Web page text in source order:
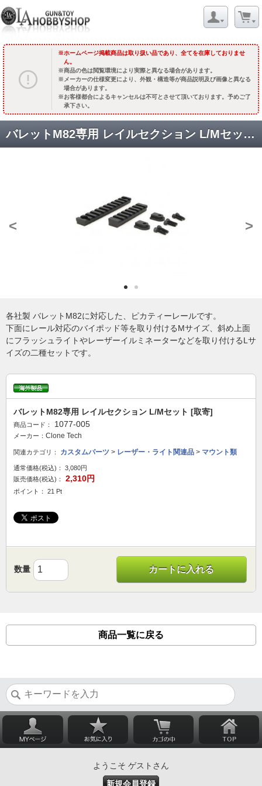
ホームページ掲載商品は取り扱い品であり、全てを在庫しておりませ
ん。
商品の色は閲覧環境により実際と異なる場合があります。
メーカーの仕様変更により、外観・構造等が商品説明及び画像と異なる
場合があります。
お客様都合によるキャンセルは不可とさせて頂いております。予めご了
承下さい。
バレットM82専用 レイルセクション L/Mセット [取寄]
< >
各社製 バレットM82に対応した、ピカティーレールです。
下面にレール対応のバイポッド等を取り付けるMサイズ、斜め上面
にフラッシュライトやレーザーイルミネーターなどを取り付けるLサ
イズの二種セットです。
バレットM82専用 レイルセクション L/Mセット [取寄]
商品コード： 1077-005
メーカー： Clone Tech
関連カテゴリ： カスタムパーツ > レーザー・ライト関連品 > マウント類
通常価格(税込)：
3,080円
販売価格(税込)：
2,310円
ポイント： 21 Pt
数量 カートに入れる
商品一覧に戻る
ようこそ ゲストさん
新規会員登録